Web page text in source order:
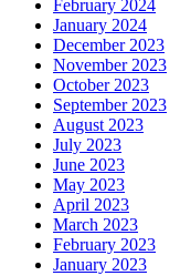
February 2024
January 2024
December 2023
November 2023
October 2023
September 2023
August 2023
July 2023
June 2023
May 2023
April 2023
March 2023
February 2023
January 2023